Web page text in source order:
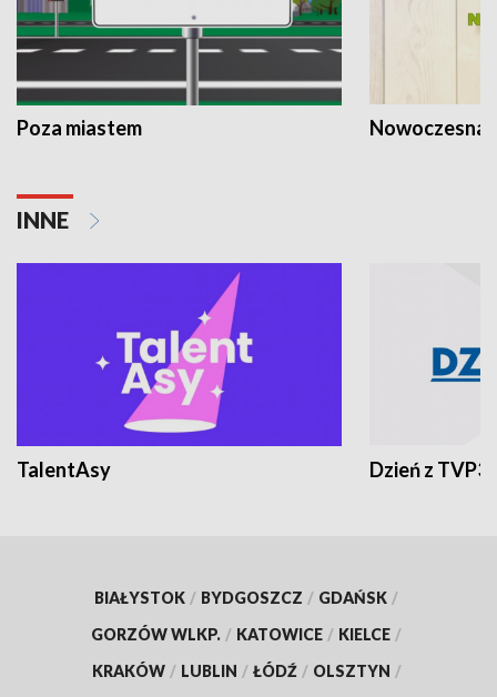
Poza miastem Nowoczesna
INNE
TalentAsy Dzień z TVP3
BIAŁYSTOK / BYDGOSZCZ / GDAŃSK /
GORZÓW WLKP. / KATOWICE / KIELCE /
KRAKÓW / LUBLIN / ŁÓDŹ / OLSZTYN /